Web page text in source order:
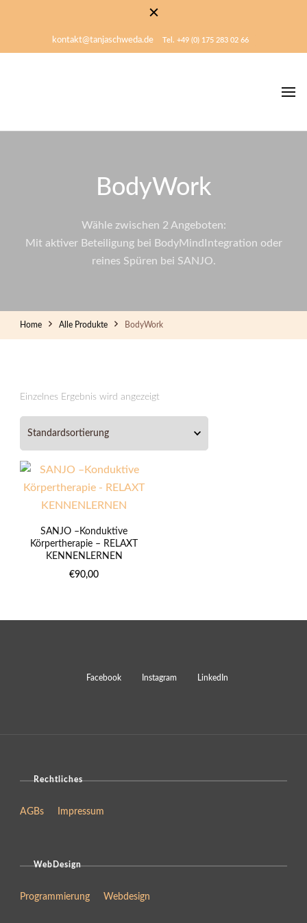
kontakt@tanjaschweda.de Tel. +49 (0) 175 283 02 66
BodyWork
Wähle zwischen 2 Angeboten:
Mit aktiver Beteiligung bei BodyMindIntegration oder
reines Spüren bei SANJO.
Home Alle Produkte BodyWork
Einzelnes Ergebnis wird angezeigt
SANJO –Konduktive
Körpertherapie – RELAXT
KENNENLERNEN
€90,00
Rechtliches
AGBs Impressum
WebDesign
Programmierung Webdesign